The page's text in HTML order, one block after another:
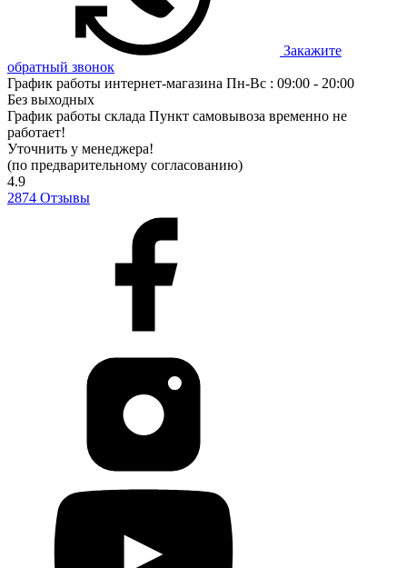
Закажите
обратный звонок
График работы интернет-магазина Пн-Вс : 09:00 - 20:00
Без выходных
График работы склада Пункт самовывоза временно не
работает!
Уточнить у менеджера!
(по предварительному согласованию)
4.9
2874 Отзывы